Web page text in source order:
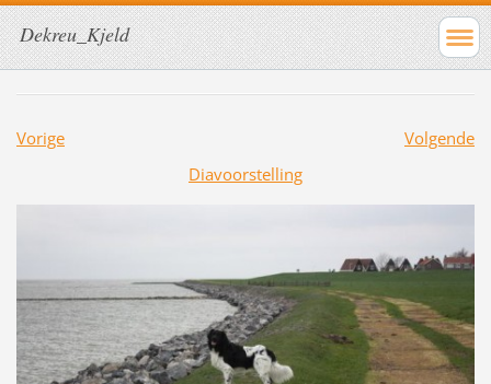
Dekreu_Kjeld
Vorige
Volgende
Diavoorstelling